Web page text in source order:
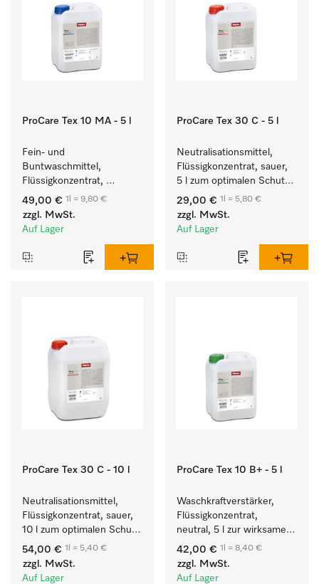
ProCare Tex 10 MA - 5 l
Fein- und
Buntwaschmittel,
Flüssigkonzentrat,
mildalkalisch, 5 l zur
Reinigung von
Buntwäsche und
49,00 € 1l = 9,80 €
zzgl. MwSt.
Auf Lager
ProCare Tex 30 C - 5 l
Neutralisationsmittel,
Flüssigkonzentrat, sauer,
5 l zum optimalen Schutz
der Textilien durch
zuverlässige
Neutralisation.
29,00 € 1l = 5,80 €
zzgl. MwSt.
Auf Lager
ProCare Tex 30 C - 10 l
Neutralisationsmittel,
Flüssigkonzentrat, sauer,
10 l zum optimalen Schutz
der Textilien durch
zuverlässige
Neutralisation.
54,00 € 1l = 5,40 €
zzgl. MwSt.
Auf Lager
ProCare Tex 10 B+ - 5 l
Waschkraftverstärker,
Flüssigkonzentrat,
neutral, 5 l zur wirksamen
Entfernung von
Fettverschmutzungen.
42,00 € 1l = 8,40 €
zzgl. MwSt.
Auf Lager